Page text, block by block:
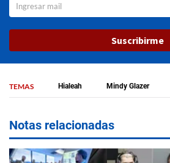
Suscribirme
TEMAS Hialeah Mindy Glazer
Notas relacionadas